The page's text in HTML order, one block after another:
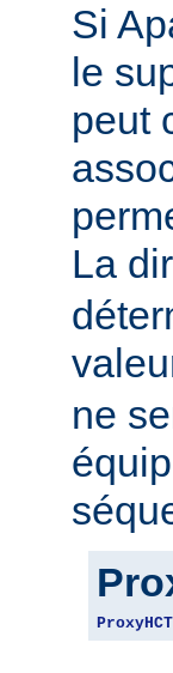
Si
le
peut
La
ne